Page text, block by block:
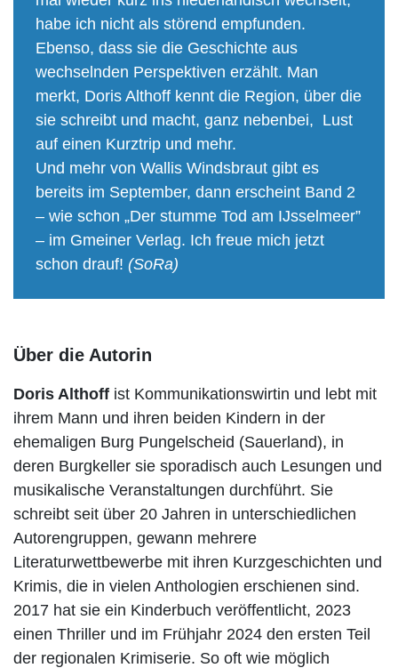
habe ich nicht als störend empfunden.
Ebenso, dass sie die Geschichte aus
wechselnden Perspektiven erzählt. Man
merkt, Doris Althoff kennt die Region, über die
sie schreibt und macht, ganz nebenbei, Lust
auf einen Kurztrip und mehr.
Und mehr von Wallis Windsbraut gibt es
bereits im September, dann erscheint Band 2
– wie schon „Der stumme Tod am IJsselmeer”
– im Gmeiner Verlag. Ich freue mich jetzt
schon drauf! (SoRa)
Über die Autorin
Doris Althoff ist Kommunikationswirtin und lebt mit
ihrem Mann und ihren beiden Kindern in der
ehemaligen Burg Pungelscheid (Sauerland), in
deren Burgkeller sie sporadisch auch Lesungen und
musikalische Veranstaltungen durchführt. Sie
schreibt seit über 20 Jahren in unterschiedlichen
Autorengruppen, gewann mehrere
Literaturwettbewerbe mit ihren Kurzgeschichten und
Krimis, die in vielen Anthologien erschienen sind.
2017 hat sie ein Kinderbuch veröffentlicht, 2023
einen Thriller und im Frühjahr 2024 den ersten Teil
der regionalen Krimiserie. So oft wie möglich